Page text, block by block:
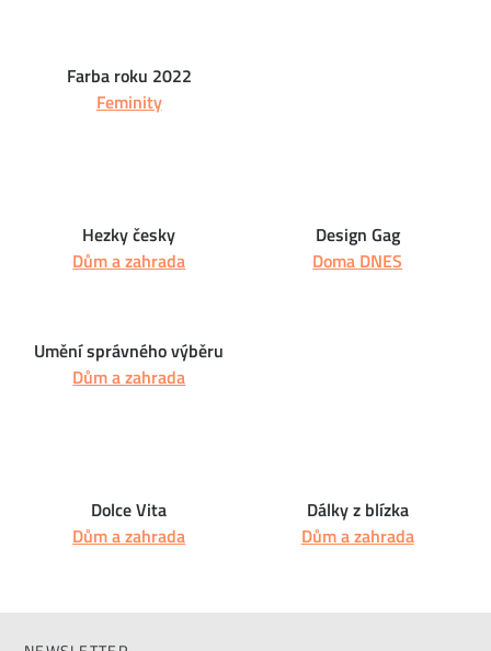
Farba roku 2022
Feminity
Hezky česky
Dům a zahrada
Design Gag
Doma DNES
Umění správného výběru
Dům a zahrada
Dolce Vita
Dům a zahrada
Dálky z blízka
Dům a zahrada